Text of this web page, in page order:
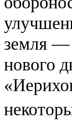
земля —
нового